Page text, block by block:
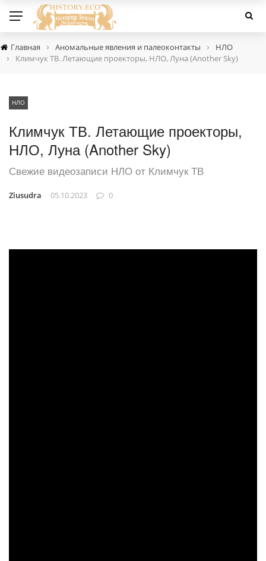
Главная › Аномальные явления и палеоконтакты › НЛО
› Климчук ТВ. Летающие проекторы, НЛО, Луна (Another Sky)
НЛО
Климчук ТВ. Летающие проекторы,
НЛО, Луна (Another Sky)
Свежие видеозаписи НЛО от Климчук ТВ
Ziusudra 05.10.2023 0